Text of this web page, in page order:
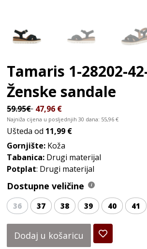
Tamaris 1-28202-
Ženske sandale
59.95€ 47,96 €
Najniža cijena u posljednjih 30 dana: 55,96€
Ušteda od 11,99 €
Gornjište: Koža
Tabanica: Drugi materijal
Potplat: Drugi materijal
Dostupne veličine
36 37 38 39 40 41
Dodaj u košaricu